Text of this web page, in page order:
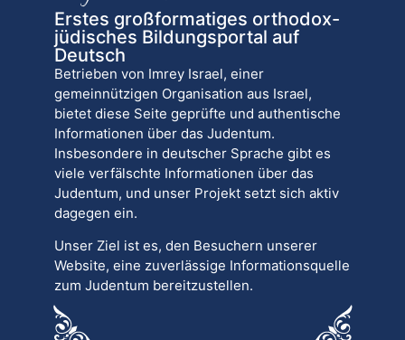
Erstes großformatiges orthodox-
jüdisches Bildungsportal auf
Deutsch
Betrieben von Imrey Israel, einer
gemeinnützigen Organisation aus Israel,
bietet diese Seite geprüfte und authentische
Informationen über das Judentum.
Insbesondere in deutscher Sprache gibt es
viele verfälschte Informationen über das
Judentum, und unser Projekt setzt sich aktiv
dagegen ein.
Unser Ziel ist es, den Besuchern unserer
Website, eine zuverlässige Informationsquelle
zum Judentum bereitzustellen.